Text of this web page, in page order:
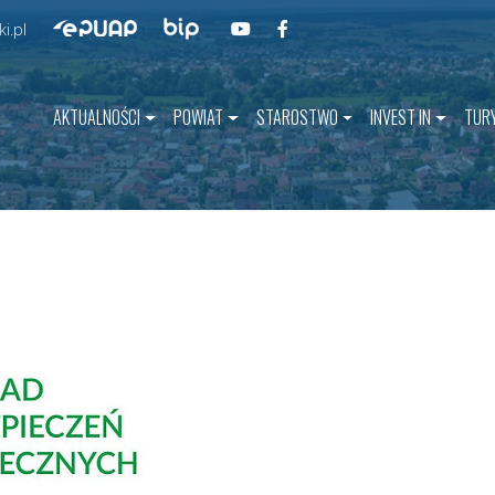
Przejdź do ePUAPPrzejdź do BIPPrzejdź do naszego kanału na
AKTUALNOŚCI POWIAT STAROSTWO INVEST IN